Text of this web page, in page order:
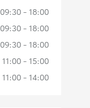
09:30 - 18:00
09:30 - 18:00
09:30 - 18:00
11:00 - 15:00
11:00 - 14:00